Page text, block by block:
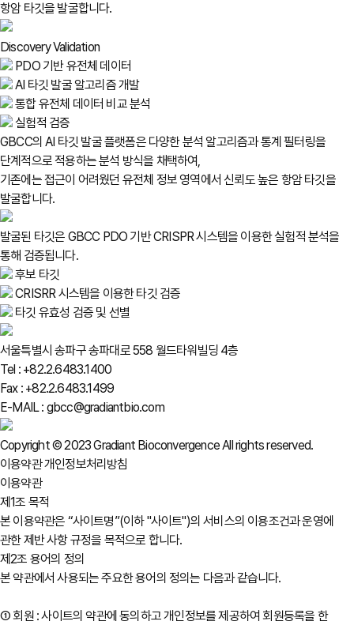
항암 타깃을 발굴합니다.
DiscoveryValidation
PDO 기반 유전체 데이터
AI 타깃 발굴 알고리즘 개발
통합 유전체 데이터 비교 분석
실험적 검증
GBCC의 AI 타깃 발굴 플랫폼은 다양한 분석 알고리즘과 통계 필터링을
단계적으로 적용하는 분석 방식을 채택하여,
기존에는 접근이 어려웠던 유전체 정보 영역에서 신뢰도 높은 항암 타깃을
발굴합니다.
발굴된 타깃은 GBCC PDO 기반 CRISPR 시스템을 이용한 실험적 분석을
통해 검증됩니다.
후보 타깃
CRISRR 시스템을 이용한 타깃 검증
타깃 유효성 검증 및 선별
서울특별시 송파구 송파대로 558 월드타워빌딩 4층
Tel : +82.2.6483.1400
Fax : +82.2.6483.1499
E-MAIL : gbcc@gradiantbio.com
Copyright © 2023 Gradiant Bioconvergence All rights reserved.
이용약관개인정보처리방침
이용약관
제1조 목적
본 이용약관은 “사이트명”(이하 "사이트")의 서비스의 이용조건과 운영에
관한 제반 사항 규정을 목적으로 합니다.
제2조 용어의 정의
본 약관에서 사용되는 주요한 용어의 정의는 다음과 같습니다.
① 회원 : 사이트의 약관에 동의하고 개인정보를 제공하여 회원등록을 한